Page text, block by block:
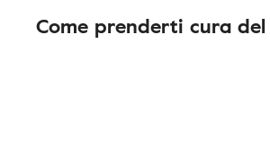
Come prenderti cura